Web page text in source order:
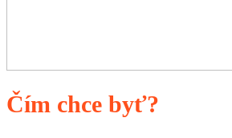
Čím chce byť?